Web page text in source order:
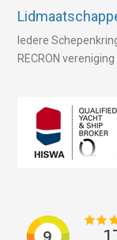
Iedere
RECRON